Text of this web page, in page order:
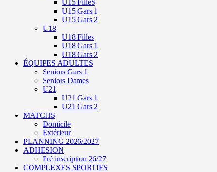
U15 FilleS
U15 Gars 1
U15 Gars 2
U18
U18 Filles
U18 Gars 1
U18 Gars 2
ÉQUIPES ADULTES
Seniors Gars 1
Seniors Dames
U21
U21 Gars 1
U21 Gars 2
MATCHS
Domicile
Extérieur
PLANNING 2026/2027
ADHESION
Pré inscription 26/27
COMPLEXES SPORTIFS